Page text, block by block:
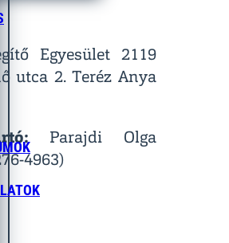
Egyesület 2119
utca 2. Teréz Anya
Parajdi Olga
4963)